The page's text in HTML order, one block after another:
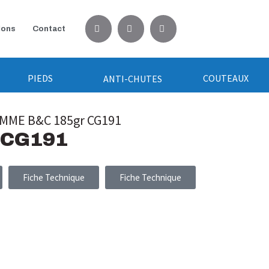
Contact
PIEDS ANTI-CHUTES COUTEAUX
B&C 185gr CG191
Fiche Technique Fiche Technique